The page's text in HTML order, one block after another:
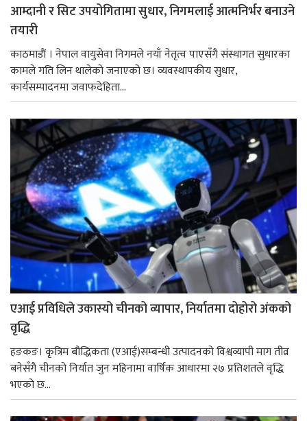
आम्दानी र सिट उपयोगितामा सुधार, निगमलाई आत्मनिर्भर बनाउने
तयारी
काठमाडाैं । नेपाल वायुसेवा निगमले नयाँ नेतृत्व पाएसँगै संस्थागत सुधारका
कामले गति लिन थालेको जनाएको छ। व्यवस्थापकीय सुधार,
कार्यसम्पादनमा जवाफदेहिता...
एआई प्रविधिले उकास्यो चीनको व्यापार, निर्यातमा दोहोरो अंकको
वृद्धि
हङकङ। कृत्रिम बौद्धिकता (एआई)सम्बन्धी उत्पादनको विश्वव्यापी माग तीव्र
बनेसँगै चीनको निर्यात जुन महिनामा वार्षिक आधारमा २७ प्रतिशतले वृद्धि
भएको छ...